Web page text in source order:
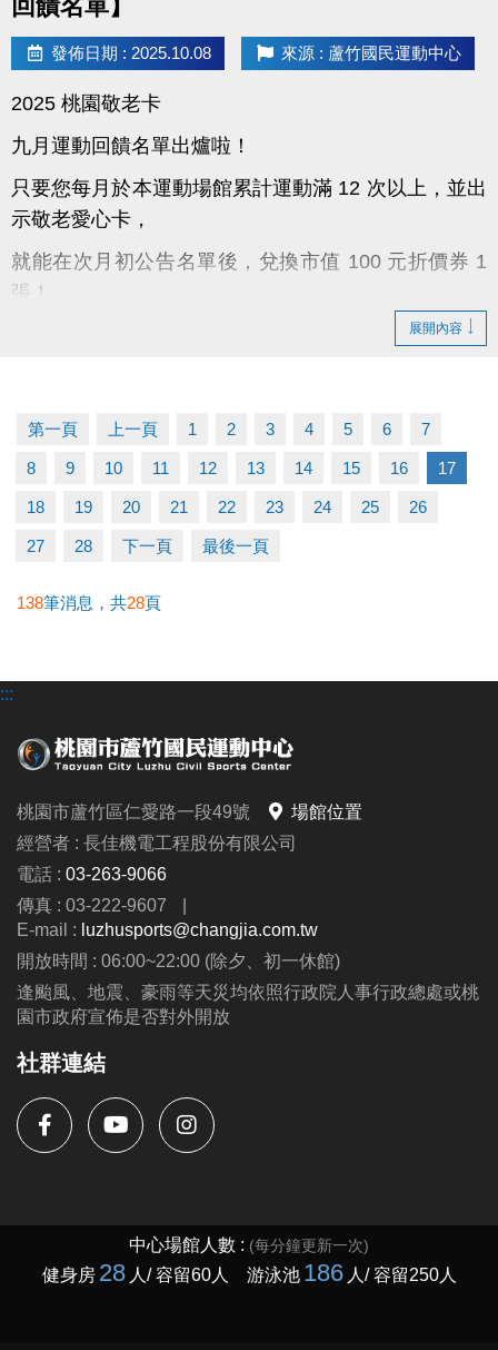
回饋名單】
發佈日期 : 2025.10.08 來源 : 蘆竹國民運動中心
2025 桃園敬老卡
九月運動回饋名單出爐啦！
只要您每月於本運動場館累計運動滿 12 次以上，並出
示敬老愛心卡，
就能在次月初公告名單後，兌換市值 100 元折價券 1
張！
/不可代領
運動不僅讓身體更健康，我們還加碼回饋給您～
健康加分、回饋加分、快樂也加分
詳情洽詢：03-2639066 #112 客服部
心卡專屬
展開內容
第一頁 上一頁 1 2 3 4 5 6 7
8 9 10 11 12 13 14 15 16 17
18 19 20 21 22 23 24 25 26
27 28 下一頁 最後一頁
138筆消息，共28頁
:::
桃園市蘆竹區仁愛路一段49號
場館位置
經營者 : 長佳機電工程股份有限公司
電話 : 03-263-9066
傳真 : 03-222-9607
|
E-mail : luzhusports@changjia.com.tw
開放時間 : 06:00~22:00 (除夕、初一休館)
逢颱風、地震、豪雨等天災均依照行政院人事行政總處或桃
園市政府宣佈是否對外開放
社群連結